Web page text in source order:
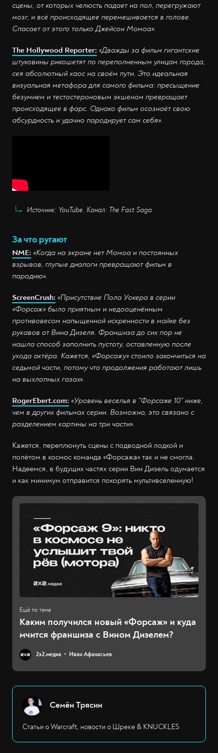
сцены, от которых челюсть падает на пол, перегружают
мозг, и всё происходящее перемешивается в голове.
Спасает от этого только Джейсон Момоа».
The Hollywood Reporter: «Дважды за фильм гигантские
штуковины рикошетят по переполненным улицам города,
сея абсолютный хаос на своём пути. Это идеальная
визуальная метафора для самого фильма: пресыщение
безумием и тестостероновым экшеном превращает
происходящее в фарс. Однако фильм осознаёт свою
абсурдность и удачно пародирует сам себя».
Источник: YouTube. Канал: The Fast Saga
За что ругают
NME: «Когда на экране нет Момоа и постоянных
взрывов, глупые диалоги превращают фильм в
пародию».
ScreenCrush: «Присутствие Пола Уокера в серии
«Форсаж» было приятным и недооценённым
противовесом напыщенной искренности в майке без
рукавов от Вина Дизеля. Франшиза до сих пор не
нашла способ заполнить пустоту, оставленную после
ухода актёра. Кажется, «Форсажу» стоило закончиться на
седьмой части, потому что продолжения работают лишь
на выхлопных газах».
RogerEbert.com: «Уровень веселья в "Форсаже 10" ниже,
чем в других фильмах серии. Возможно, это связано с
разделением картины на три части».
Кажется, переплюнуть сцены с подводной лодкой и
полётом в космос команда «Форсажа» так и не смогла.
Надеемся, в будущих частях серии Вин Дизель одумается
и как минимум отправится покорять мультивселенную!
Каким получился новый «Форсаж» и куда
мчится франшиза с Вином Дизелем?
2х2.медиа Иван Афанасьев
Семён Трясин
Статьи о Warcraft, новости о Шреке & KNUCKLES